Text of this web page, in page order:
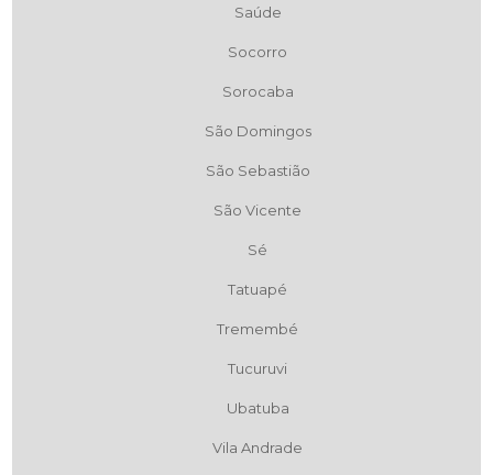
Saúde
Socorro
Sorocaba
São Domingos
São Sebastião
São Vicente
Sé
Tatuapé
Tremembé
Tucuruvi
Ubatuba
Vila Andrade